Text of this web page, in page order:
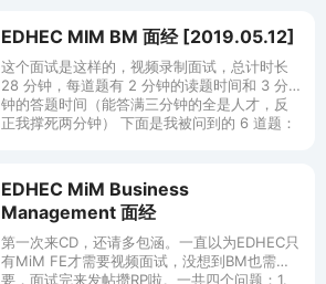
EDHEC MIM BM 面经 [2019.05.12]
这个面试是这样的，视频录制面试，总计时长
28 分钟，每道题有 2 分钟的读题时间和 3 分
钟的答题时间（能答满三分钟的全是人才，反
正我撑死两分钟） 下面是我被问到的 6 道题：
EDHEC MiM Business
Management 面经
第一次来CD，还请多包涵。一直以为EDHEC只
有MiM FE才需要视频面试，没想到BM也需
要，面试完来发帖攒RP啦。一共四个问题：1.